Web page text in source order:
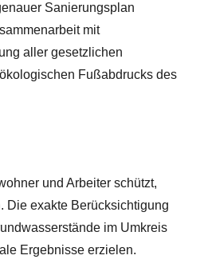
Sanierungsplan
mit
aller gesetzlichen
Fußabdrucks des
und Arbeiter schützt,
Die exakte Berücksichtigung
im Umkreis
Ergebnisse erzielen.